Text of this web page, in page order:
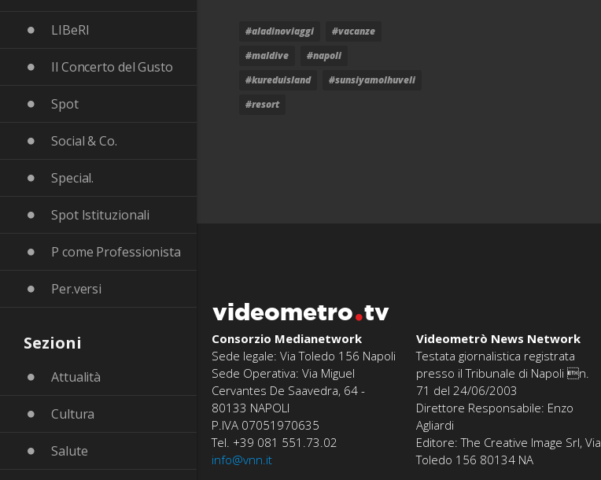
LIBeRI
Il Concerto del Gusto
Spot
Social & Co.
Special.
Spot Istituzionali
P come Professionista
Per.versi
Sezioni
Attualità
Cultura
Salute
#aladinoviaggi
#vacanze
#maldive
#napoli
#kureduisland
#sunsiyamolhuveli
#resort
videometro tv
Consorzio Medianetwork
Sede legale: Via Toledo 156 Napoli
Sede Operativa: Via Miguel
Cervantes De Saavedra, 64 -
80133 NAPOLI
P.IVA 07051970635
Tel. +39 081 551.73.02
info@vnn.it
Videometrò News Network
Testata giornalistica registrata
presso il Tribunale di Napoli n.
71 del 24/06/2003
Direttore Responsabile: Enzo
Agliardi
Editore: The Creative Image Srl, Via
Toledo 156 80134 NA